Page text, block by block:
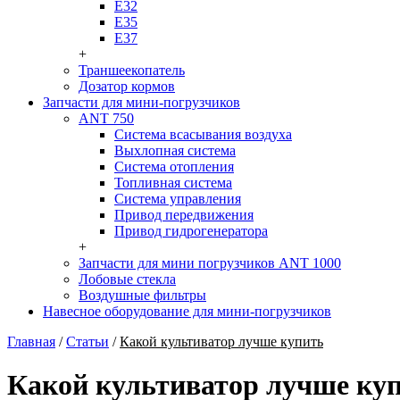
Е32
Е35
Е37
+
Траншеекопатель
Дозатор кормов
Запчасти для мини-погрузчиков
ANT 750
Система всасывания воздуха
Выхлопная система
Система отопления
Топливная система
Система управления
Привод передвижения
Привод гидрогенератора
+
Запчасти для мини погрузчиков ANT 1000
Лобовые стекла
Воздушные фильтры
Навесное оборудование для мини-погрузчиков
Главная /Статьи /Какой культиватор лучше купить
Какой культиватор лучше